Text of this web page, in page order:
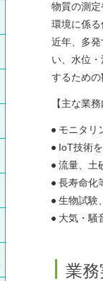
物質の測
環境に係
近年、多
い、水位
するため
【主な業
モニタリ
IoT技術
流量、土
長寿命化
生物試験
大気・騒
業